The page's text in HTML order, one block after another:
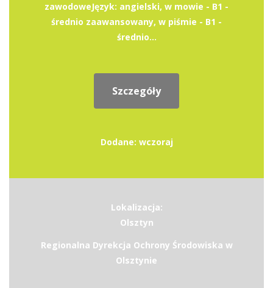
zawodoweJęzyk: angielski, w mowie - B1 -
średnio zaawansowany, w piśmie - B1 -
średnio...
Szczegóły
Dodane: wczoraj
Lokalizacja:
Olsztyn
Regionalna Dyrekcja Ochrony Środowiska w
Olsztynie